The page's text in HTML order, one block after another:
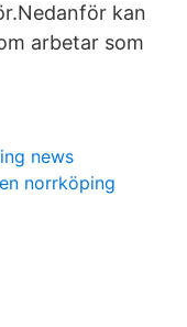
kan
arbetar som
news
norrköping